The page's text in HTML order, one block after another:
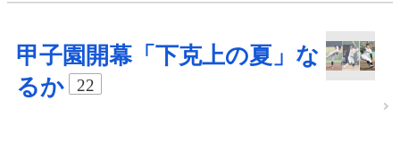
甲子園開幕「下克上の夏」な
るか
22